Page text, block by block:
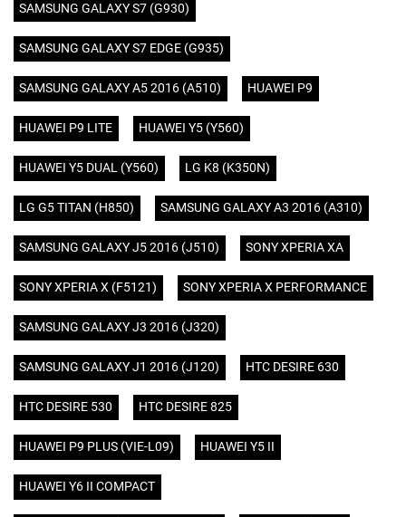
SAMSUNG GALAXY S7 (G930)
SAMSUNG GALAXY S7 EDGE (G935)
SAMSUNG GALAXY A5 2016 (A510) HUAWEI P9
HUAWEI P9 LITE HUAWEI Y5 (Y560)
HUAWEI Y5 DUAL (Y560) LG K8 (K350N)
LG G5 TITAN (H850) SAMSUNG GALAXY A3 2016 (A310)
SAMSUNG GALAXY J5 2016 (J510) SONY XPERIA XA
SONY XPERIA X (F5121) SONY XPERIA X PERFORMANCE
SAMSUNG GALAXY J3 2016 (J320)
SAMSUNG GALAXY J1 2016 (J120) HTC DESIRE 630
HTC DESIRE 530 HTC DESIRE 825
HUAWEI P9 PLUS (VIE-L09) HUAWEI Y5 II
HUAWEI Y6 II COMPACT